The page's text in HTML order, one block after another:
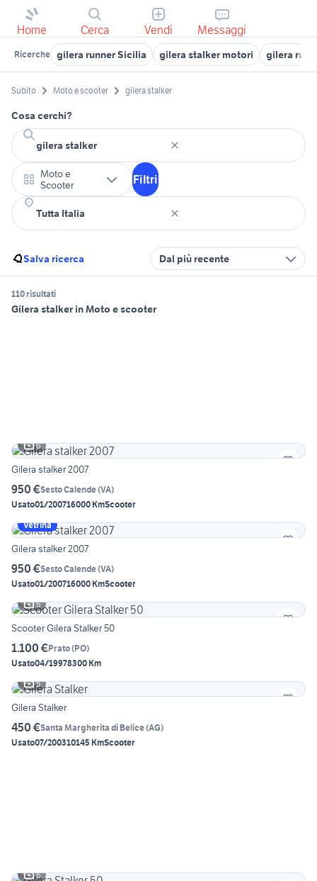
Home Cerca Vendi Messaggi
Ricerche gilera runner Sicilia gilera stalker motori gilera
Subito Moto e scooter gilera stalker
Cosa cerchi?
Moto e
Scooter
Filtri
Salva ricerca Dal più recente
110 risultati
Gilera stalker in Moto e scooter
6
Gilera stalker 2007
950 €Sesto Calende(VA)
Usato01/200716000 KmScooter
Vetrina
Gilera stalker 2007
950 €Sesto Calende(VA)
Usato01/200716000 KmScooter
6
Scooter Gilera Stalker 50
1.100 €Prato(PO)
Usato04/19978300 Km
5
Gilera Stalker
450 €Santa Margherita di Belice(AG)
Usato07/200310145 KmScooter
6